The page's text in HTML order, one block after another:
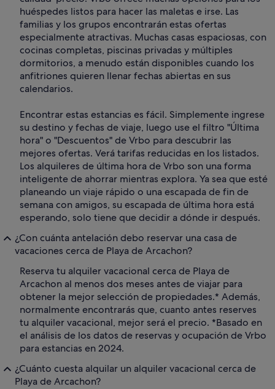
huéspedes listos para hacer las maletas e irse. Las
familias y los grupos encontrarán estas ofertas
especialmente atractivas. Muchas casas espaciosas, con
cocinas completas, piscinas privadas y múltiples
dormitorios, a menudo están disponibles cuando los
anfitriones quieren llenar fechas abiertas en sus
calendarios.
Encontrar estas estancias es fácil. Simplemente ingrese
su destino y fechas de viaje, luego use el filtro "Última
hora" o "Descuentos" de Vrbo para descubrir las
mejores ofertas. Verá tarifas reducidas en los listados.
Los alquileres de última hora de Vrbo son una forma
inteligente de ahorrar mientras explora. Ya sea que esté
planeando un viaje rápido o una escapada de fin de
semana con amigos, su escapada de última hora está
esperando, solo tiene que decidir a dónde ir después.
¿Con cuánta antelación debo reservar una casa de
vacaciones cerca de Playa de Arcachon?
Reserva tu alquiler vacacional cerca de Playa de
Arcachon al menos dos meses antes de viajar para
obtener la mejor selección de propiedades.* Además,
normalmente encontrarás que, cuanto antes reserves
tu alquiler vacacional, mejor será el precio. *Basado en
el análisis de los datos de reservas y ocupación de Vrbo
para estancias en 2024.
¿Cuánto cuesta alquilar un alquiler vacacional cerca de
Playa de Arcachon?